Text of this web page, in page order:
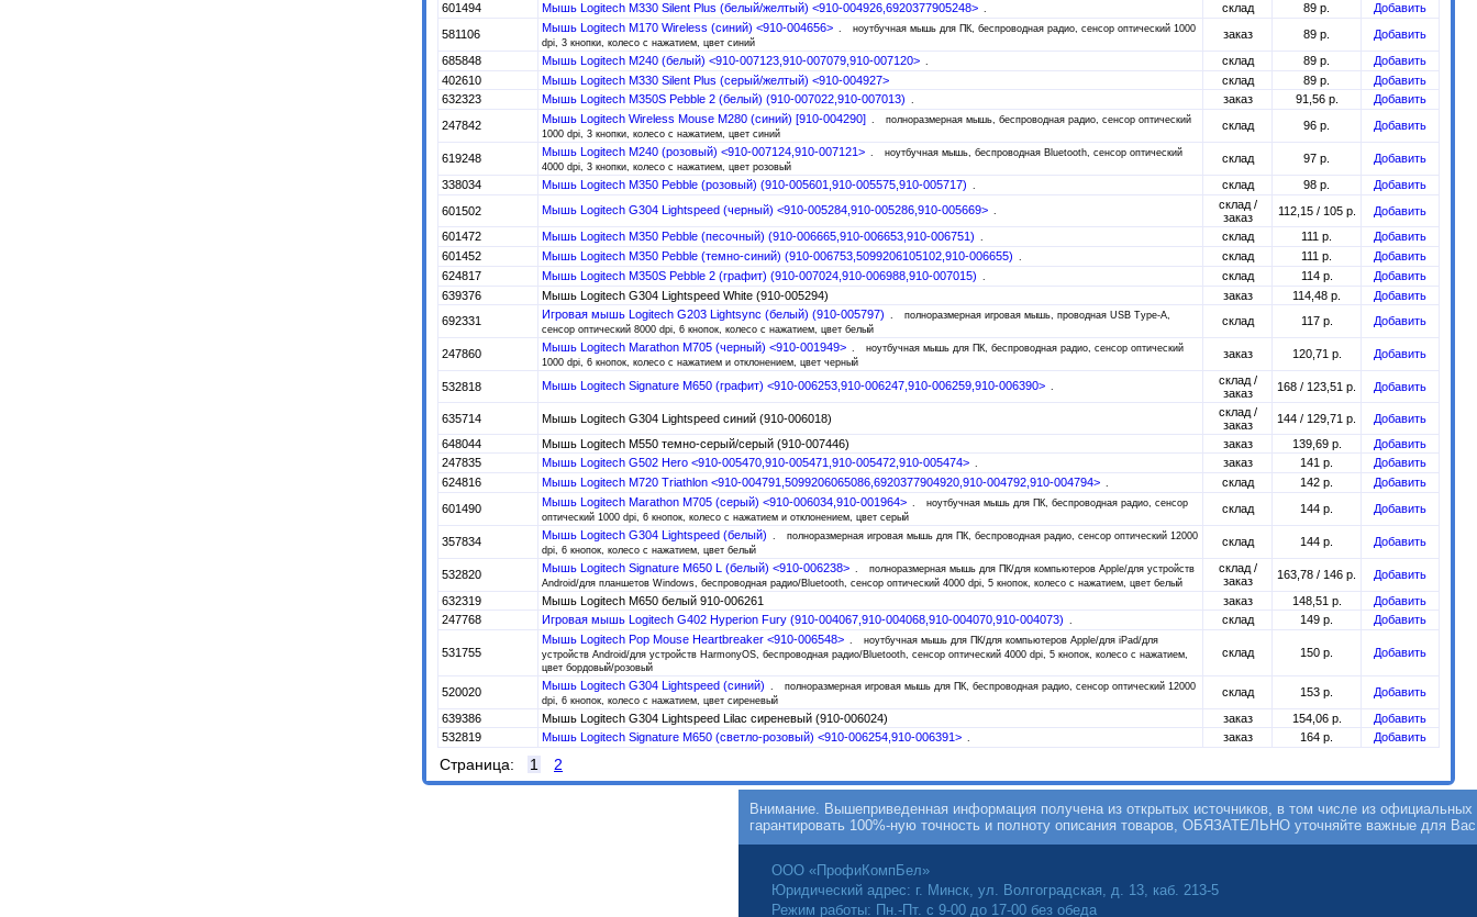
601494
Мышь Logitech M330 Silent Plus (белый/желтый) <910-004926,6920377905248> склад 89 р.
Добавить
581106
Мышь Logitech M170 Wireless (синий) <910-004656>
ноутбучная мышь для ПК, беспроводная радио, сенсор оптический 1000
dpi, 3 кнопки, колесо с нажатием, цвет синий
заказ 89 р.
Добавить
685848
Мышь Logitech M240 (белый) <910-007123,910-007079,910-007120> склад 89 р.
Добавить
402610
Мышь Logitech M330 Silent Plus (серый/желтый) <910-004927> склад 89 р.
Добавить
632323
Мышь Logitech M350S Pebble 2 (белый) (910-007022,910-007013) заказ 91,56 р.
Добавить
247842
Мышь Logitech Wireless Mouse M280 (синий) [910-004290]
полноразмерная мышь, беспроводная радио, сенсор оптический
1000 dpi, 3 кнопки, колесо с нажатием, цвет синий
склад 96 р. Добавить
619248 Мышь Logitech M240 (розовый) <910-007124,910-007121>
ноутбучная мышь, беспроводная Bluetooth, сенсор оптический
4000 dpi, 3 кнопки, колесо с нажатием, цвет розовый
склад 97 р.
Добавить
338034
Мышь Logitech M350 Pebble (розовый) (910-005601,910-005575,910-005717) склад 98 р.
Добавить
601502
Мышь Logitech G304 Lightspeed (черный) <910-005284,910-005286,910-005669>
склад /
заказ
112,15 / 105 р.
Добавить
601472
Мышь Logitech M350 Pebble (песочный) (910-006665,910-006653,910-006751) склад 111 р.
Добавить
601452
Мышь Logitech M350 Pebble (темно-синий) (910-006753,5099206105102,910-006655) склад 111 р.
Добавить
624817
Мышь Logitech M350S Pebble 2 (графит) (910-007024,910-006988,910-007015) склад 114 р.
Добавить
639376
Мышь Logitech G304 Lightspeed White (910-005294) заказ 114,48 р.
Добавить
692331
Игровая мышь Logitech G203 Lightsync (белый) (910-005797)
полноразмерная игровая мышь, проводная USB Type-A,
сенсор оптический 8000 dpi, 6 кнопок, колесо с нажатием, цвет белый
склад 117 р. Добавить
247860 Мышь Logitech Marathon M705 (черный) <910-001949>
ноутбучная мышь для ПК, беспроводная радио, сенсор оптический
1000 dpi, 6 кнопок, колесо с нажатием и отклонением, цвет черный
заказ 120,71 р. Добавить
532818 Мышь Logitech Signature M650 (графит) <910-006253,910-006247,910-006259,910-006390>
склад /
заказ
168 / 123,51 р. Добавить
635714 Мышь Logitech G304 Lightspeed синий (910-006018)
склад /
заказ
144 / 129,71 р.
Добавить
648044
Мышь Logitech M550 темно-серый/серый (910-007446) заказ 139,69 р.
Добавить
247835
Мышь Logitech G502 Hero <910-005470,910-005471,910-005472,910-005474> заказ 141 р.
Добавить
624816
Мышь Logitech M720 Triathlon <910-004791,5099206065086,6920377904920,910-004792,910-004794> склад 142 р.
Добавить
601490
Мышь Logitech Marathon M705 (серый) <910-006034,910-001964>
ноутбучная мышь для ПК, беспроводная радио, сенсор
оптический 1000 dpi, 6 кнопок, колесо с нажатием и отклонением, цвет серый
склад 144 р. Добавить
357834 Мышь Logitech G304 Lightspeed (белый)
полноразмерная игровая мышь для ПК, беспроводная радио, сенсор оптический 12000
dpi, 6 кнопок, колесо с нажатием, цвет белый
склад 144 р. Добавить
532820 Мышь Logitech Signature M650 L (белый) <910-006238>
полноразмерная мышь для ПК/для компьютеров Apple/для устройств
Android/для планшетов Windows, беспроводная радио/Bluetooth, сенсор оптический 4000 dpi, 5 кнопок, колесо с нажатием, цвет белый
склад /
заказ
163,78 / 146 р.
Добавить
632319
Мышь Logitech M650 белый 910-006261 заказ 148,51 р.
Добавить
247768
Игровая мышь Logitech G402 Hyperion Fury (910-004067,910-004068,910-004070,910-004073) склад 149 р. Добавить
531755
Мышь Logitech Pop Mouse Heartbreaker <910-006548>
ноутбучная мышь для ПК/для компьютеров Apple/для iPad/для
устройств Android/для устройств HarmonyOS, беспроводная радио/Bluetooth, сенсор оптический 4000 dpi, 5 кнопок, колесо с нажатием,
цвет бордовый/розовый
склад 150 р. Добавить
520020 Мышь Logitech G304 Lightspeed (синий)
полноразмерная игровая мышь для ПК, беспроводная радио, сенсор оптический 12000
dpi, 6 кнопок, колесо с нажатием, цвет сиреневый
склад 153 р.
Добавить
639386
Мышь Logitech G304 Lightspeed Lilac сиреневый (910-006024) заказ 154,06 р.
Добавить
532819
Мышь Logitech Signature M650 (светло-розовый) <910-006254,910-006391> заказ 164 р. Добавить
Страница: 1 2
Внимание. Вышеприведенная информация получена из открытых источников, в том числе из
гарантировать 100%-ную точность и полноту описания товаров, ОБЯЗАТЕЛЬНО уточняйте важные для
ООО «ПрофиКомпБел»
Юридический адрес: г. Минск, ул. Волгоградская, д. 13, каб. 213-5
Режим работы: Пн.-Пт. с 9-00 до 17-00 без обеда